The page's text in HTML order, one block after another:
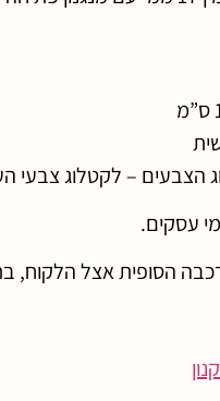
הצבעים – לקטלוג צבעי
הסופית אצל הלקוח,